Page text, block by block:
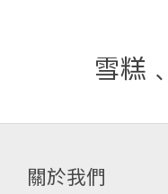
雪糕
關於我們